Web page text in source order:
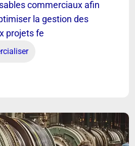
commerciaux afin
la gestion des
projets fe
commercial(e)